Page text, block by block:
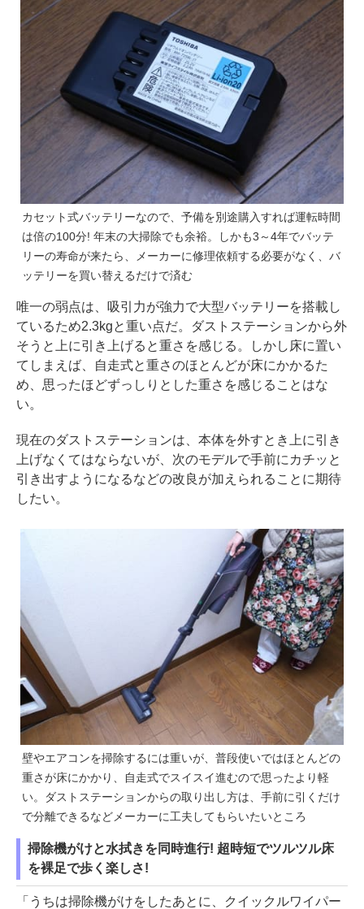
カセット式バッテリーなので、予備を別途購入すれば運転時間
は倍の100分! 年末の大掃除でも余裕。しかも3～4年でバッテ
リーの寿命が来たら、メーカーに修理依頼する必要がなく、バ
ッテリーを買い替えるだけで済む
唯一の弱点は、吸引力が強力で大型バッテリーを搭載し
ているため2.3kgと重い点だ。ダストステーションから外
そうと上に引き上げると重さを感じる。しかし床に置い
てしまえば、自走式と重さのほとんどが床にかかるた
め、思ったほどずっしりとした重さを感じることはな
い。
現在のダストステーションは、本体を外すとき上に引き
上げなくてはならないが、次のモデルで手前にカチッと
引き出すようになるなどの改良が加えられることに期待
したい。
壁やエアコンを掃除するには重いが、普段使いではほとんどの
重さが床にかかり、自走式でスイスイ進むので思ったより軽
い。ダストステーションからの取り出し方は、手前に引くだけ
で分離できるなどメーカーに工夫してもらいたいところ
掃除機がけと水拭きを同時進行! 超時短でツルツル床
を裸足で歩く楽しさ!
「うちは掃除機がけをしたあとに、クイックルワイパー